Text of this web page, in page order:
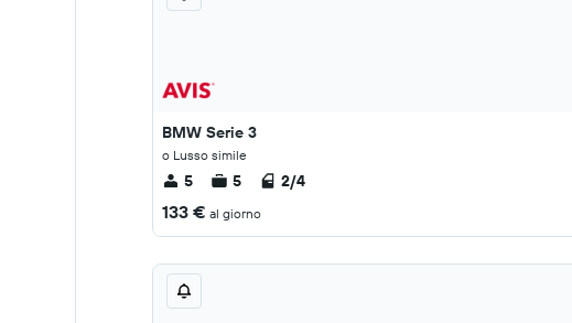
BMW Serie 3
o Lusso simile
5 5 2/4
133 € al giorno